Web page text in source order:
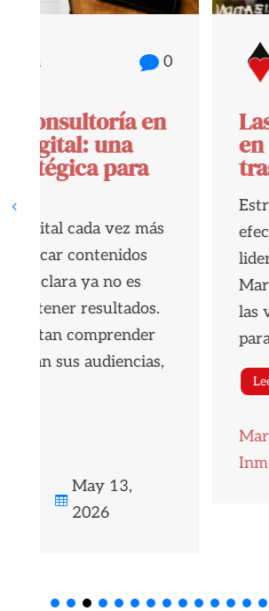
Ases Media
Las 10 claves para
en la gestión
tras las vacaciones
Estrategias de gestión
efectivas para recuperar
liderar el mercado
Marbella La vuelta al
las vacaciones es el
para renovar tu estrategia...